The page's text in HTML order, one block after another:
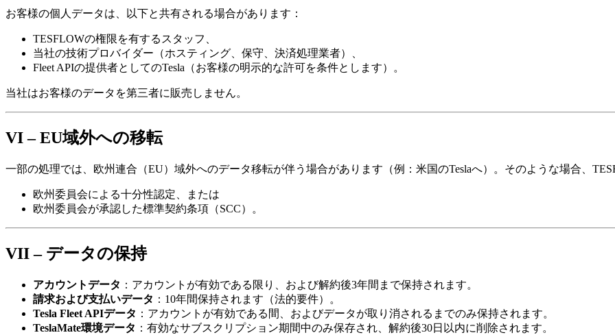
お客様の個人データは、以下と共有される場合があります：
TESFLOWの権限を有するスタッフ、
当社の技術プロバイダー（ホスティング、保守、決済処理業者）、
Fleet APIの提供者としてのTesla（お客様の明示的な許可を条件とします）。
当社はお客様のデータを第三者に販売しません。
VI – EU域外への移転
一部の処理では、欧州連合（EU）域外へのデータ移転が伴う場合があります（例：米国のTeslaへ）。そのような場合、
欧州委員会による十分性認定、または
欧州委員会が承認した標準契約条項（SCC）。
VII – データの保持
アカウントデータ ：アカウントが有効である限り、および解約後3年間まで保持されます。
請求および支払いデータ ：10年間保持されます（法的要件）。
Tesla Fleet APIデータ ：アカウントが有効である間、およびデータが取り消されるまでのみ保持されます。
TeslaMate環境データ ：有効なサブスクリプション期間中のみ保存され、解約後30日以内に削除されます。